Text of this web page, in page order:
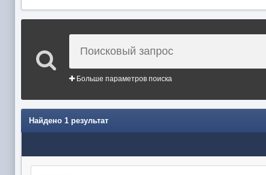
Больше параметров поиска
Найдено 1 результат